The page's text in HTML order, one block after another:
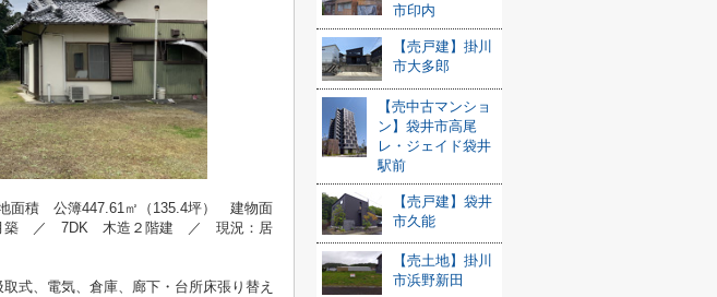
積 公簿447.61㎡（135.4坪） 建物面
月築 ／ 7DK 木造２階建 ／ 現況：居
式、電気、倉庫、廊下・台所床張り替え
市印内
【売戸建】掛川
市大多郎
【売中古マンショ
ン】袋井市高尾
レ・ジェイド袋井
駅前
【売戸建】袋井
市久能
【売土地】掛川
市浜野新田